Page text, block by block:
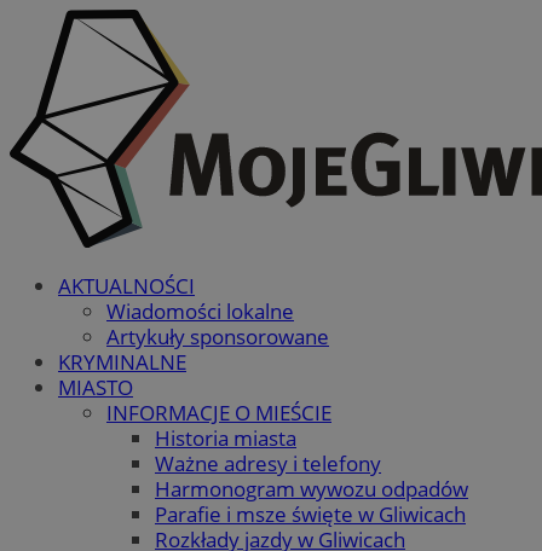
AKTUALNOŚCI
Wiadomości lokalne
Artykuły sponsorowane
KRYMINALNE
MIASTO
INFORMACJE O MIEŚCIE
Historia miasta
Ważne adresy i telefony
Harmonogram wywozu odpadów
Parafie i msze święte w Gliwicach
Rozkłady jazdy w Gliwicach